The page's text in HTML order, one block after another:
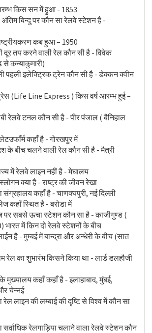
किस सन में हुआ - 1853
अंतिम बिन्दु पर कौन सा रेलवे स्टेशन है -
कब हुआ – 1950
दूर तय करने वाली रेल कौन सी है - विवेक
कन्याकुमारी)
पहली इलेक्ट्रिक ट्रेन कौन सी है - डेक्कन क्वीन
(Life Line Express ) किस वर्ष आरम्भ हुई –
रेलवे टनल कौन सी है - पीर पंजाल ( बैनिहाल
कहाँ है - गोरखपुर में
के बीच चलने वाली रेल कौन सी है - मैत्री
में रेलवे लाइन नहीं है - मेघालय
क्या है - राष्ट्र की जीवन रेखा
संग्रहालय कहाँ है - चाणक्यपुरी, नई दिल्ली
कहाँ स्थित है - बरोडा में
पर सबसे ऊचा स्टेशन कौन सा है - काजीगुण्ड (
भारत में किन दो रेलवे स्टेशनों के बीच
है - मुम्बई में बान्द्रा और अन्धेरी के बीच (सात
रेल का शुभारंभ किसने किया था - लार्ड डलहौजी
मुख्यालय कहाँ कहाँ है - इलाहाबाद, मुंबई,
चेन्नई
रेल लाइन की लम्बाई की दृष्टि से विश्व में कौन सा
सर्वाधिक रेलगाड़िया चलाने वाला रेलवे स्टेशन कौन